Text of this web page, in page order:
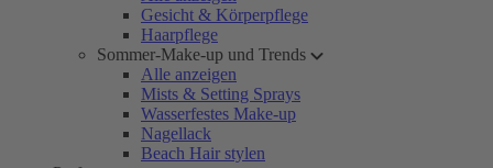
Gesicht & Körperpflege
Haarpflege
Sommer-Make-up und Trends
Alle anzeigen
Mists & Setting Sprays
Wasserfestes Make-up
Nagellack
Beach Hair stylen